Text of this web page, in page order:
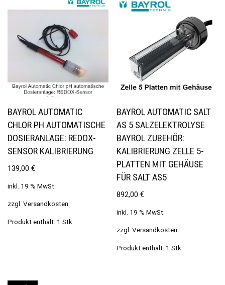
BAYROL AUTOMATIC
CHLOR PH AUTOMATISCHE
DOSIERANLAGE: REDOX-
SENSOR KALIBRIERUNG
139,00 €
inkl. 19 % MwSt.
zzgl. Versandkosten
Produkt enthält: 1 Stk
BAYROL AUTOMATIC SALT
AS 5 SALZELEKTROLYSE
BAYROL ZUBEHÖR:
KALIBRIERUNG ZELLE 5-
PLATTEN MIT GEHÄUSE
FÜR SALT AS5
892,00€
inkl. 19 % MwSt.
zzgl.Versandkosten
Produkt enthält: 1Stk